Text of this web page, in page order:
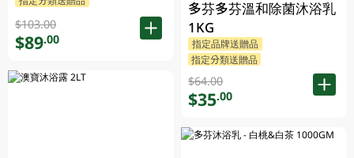
$103.00
$89.00
多芬多芬溫和除菌沐浴乳
1KG
指定品牌送贈品
指定分類送贈品
$64.00
$35.00